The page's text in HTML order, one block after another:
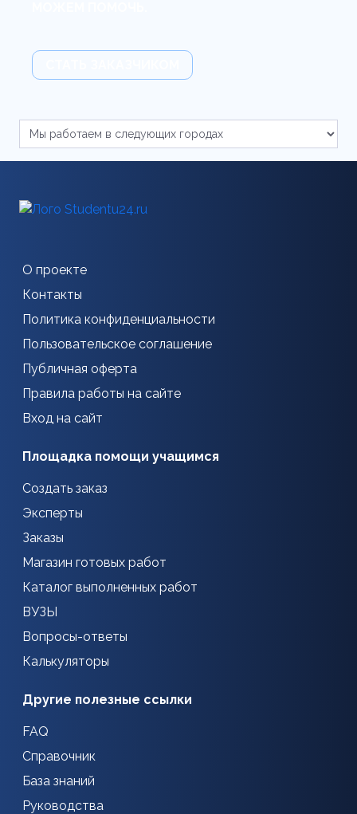
О проекте
Контакты
Политика конфиденциальности
Пользовательское соглашение
Публичная оферта
Правила работы на сайте
Вход на сайт
Площадка помощи учащимся
Создать заказ
Эксперты
Заказы
Магазин готовых работ
Каталог выполненных работ
ВУЗЫ
Вопросы-ответы
Калькуляторы
Другие полезные ссылки
FAQ
Справочник
База знаний
Руководства